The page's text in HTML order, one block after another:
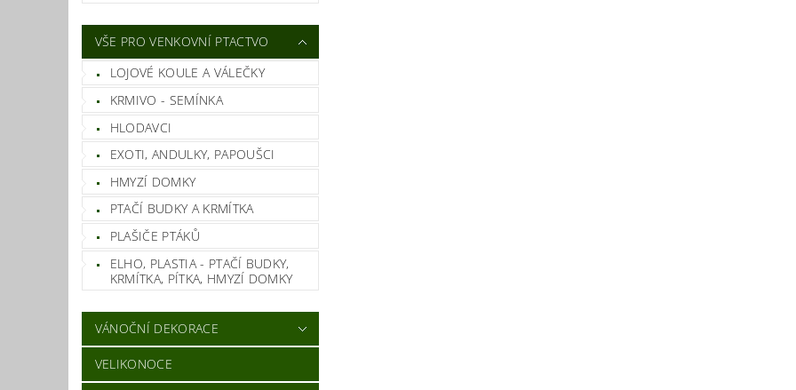
VŠE PRO VENKOVNÍ PTACTVO
LOJOVÉ KOULE A VÁLEČKY
KRMIVO - SEMÍNKA
HLODAVCI
EXOTI, ANDULKY, PAPOUŠCI
HMYZÍ DOMKY
PTAČÍ BUDKY A KRMÍTKA
PLAŠIČE PTÁKŮ
ELHO, PLASTIA - PTAČÍ BUDKY,
KRMÍTKA, PÍTKA, HMYZÍ DOMKY
VÁNOČNÍ DEKORACE
VELIKONOCE